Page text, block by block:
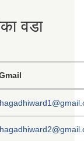
वडा